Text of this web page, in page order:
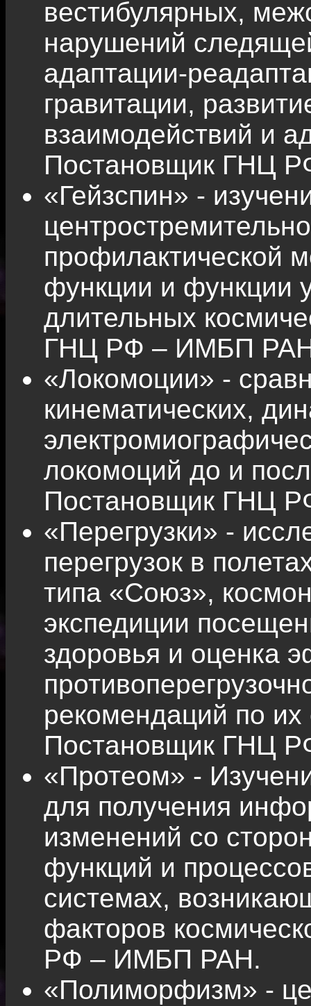
вестибулярных,
нарушений
адаптации-
гравитации,
взаимодействий и
Постановщик ГНЦ
«Гейзспин» -
профилактической
функции и функции
длительных
ГНЦ РФ – ИМБП
«Локомоции» -
кинематических,
локомоций до и
Постановщик ГНЦ
«Перегрузки» -
перегрузок в
типа «Союз»,
экспедиции
здоровья и оценка
рекомендаций по
Постановщик ГНЦ
«Протеом» -
для получения
изменений со
функций и
системах,
факторов
РФ – ИМБП РАН.
«Полиморфизм» -